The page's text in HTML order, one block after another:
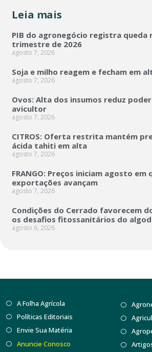
Leia mais
PIB do agronegócio registra queda
trimestre de 2026
agosto 7, 2026
Soja e milho reagem e fecham em
agosto 7, 2026
Ovos: Alta dos insumos reduz
avicultor
agosto 7, 2026
CITROS: Oferta restrita mantém
ácida tahiti em alta
agosto 7, 2026
FRANGO: Preços iniciam agosto em
exportações avançam
agosto 7, 2026
Condições do Cerrado favorecem
os desafios fitossanitários do
agosto 6, 2026
A Folha Agrícola
Políticas Editoriais
Envie Sua Matéria
Anuncie Conosco